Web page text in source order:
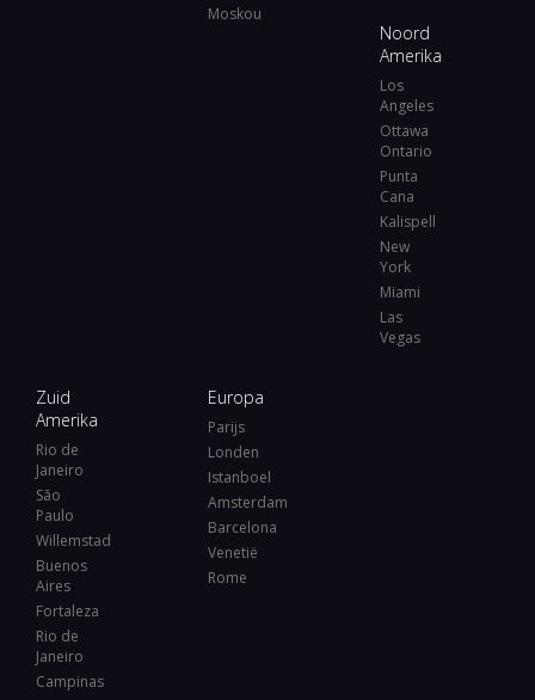
Moskou
Noord
Amerika
Los
Angeles
Ottawa
Ontario
Punta
Cana
Kalispell
New
York
Miami
Las
Vegas
Zuid
Amerika
Rio de
Janeiro
São
Paulo
Willemstad
Buenos
Aires
Fortaleza
Rio de
Janeiro
Campinas
Europa
Parijs
Londen
Istanboel
Amsterdam
Barcelona
Venetië
Rome